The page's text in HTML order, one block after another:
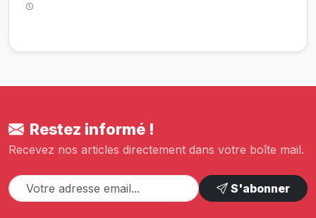
Restez informé !
Recevez nos articles directement dans votre boîte mail.
S'abonner